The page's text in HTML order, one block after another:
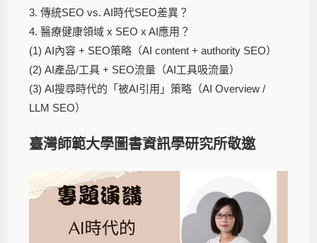
3. 傳統SEO vs. AI時代SEO差異？
4. 醫療健康領域 x SEO x AI應用？
(1) AI內容 + SEO策略（AI content + authority SEO）
(2) AI產品/工具 + SEO流量（AI工具吸流量）
(3) AI搜尋時代的「被AI引用」策略（AI Overview /
LLM SEO）
臺灣師範大學圖書資訊學研究所敬邀